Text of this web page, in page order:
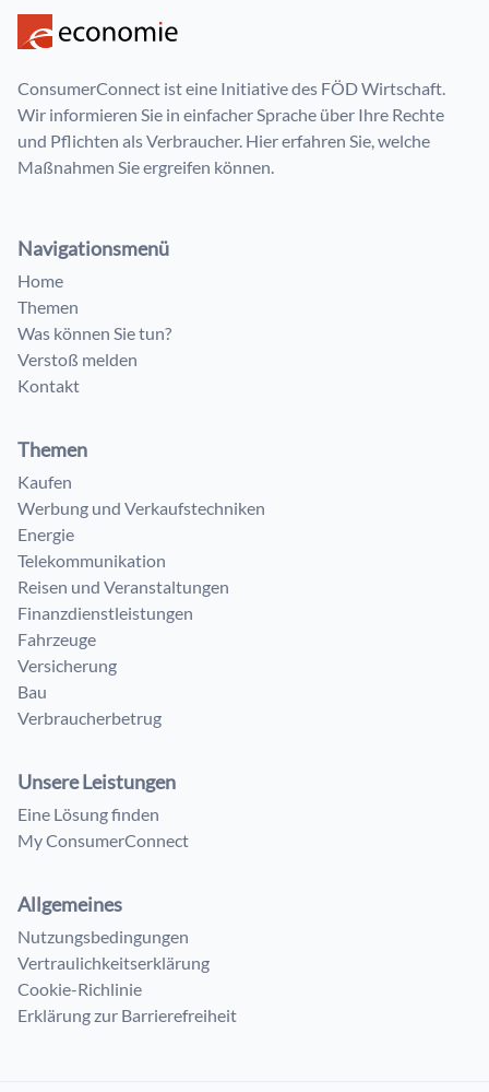
ConsumerConnect ist eine Initiative des FÖD Wirtschaft.
Wir informieren Sie in einfacher Sprache über Ihre Rechte
und Pflichten als Verbraucher. Hier erfahren Sie, welche
Maßnahmen Sie ergreifen können.
Navigationsmenü
Home
Themen
Was können Sie tun?
Verstoß melden
Kontakt
Themen
Kaufen
Werbung und Verkaufstechniken
Energie
Telekommunikation
Reisen und Veranstaltungen
Finanzdienstleistungen
Fahrzeuge
Versicherung
Bau
Verbraucherbetrug
Unsere Leistungen
Eine Lösung finden
My ConsumerConnect
Allgemeines
Nutzungsbedingungen
Vertraulichkeitserklärung
Cookie-Richlinie
Erklärung zur Barrierefreiheit